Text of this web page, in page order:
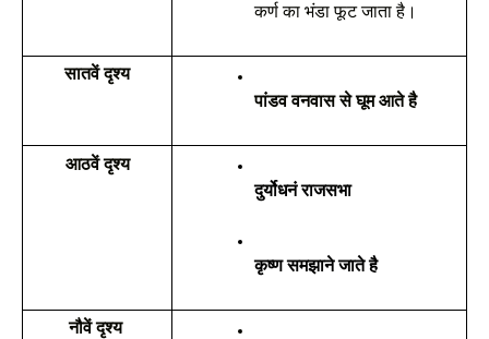
कर्ण का भंडा फूट जाता है।
सातवें दृश्य
पांडव वनवास से घूम आते है
आठवें दृश्य
दुर्योधनं राजसभा
कृष्ण समझाने जाते है
नौवें दृश्य